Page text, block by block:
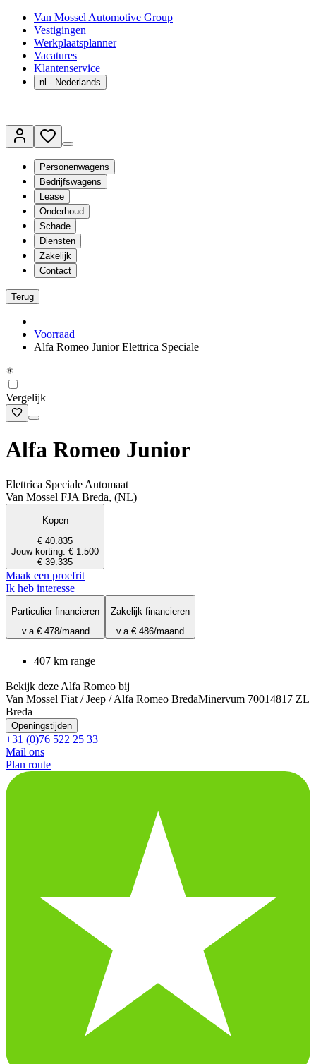
Van Mossel Automotive Group
Vestigingen
Werkplaatsplanner
Vacatures
Klantenservice
nl - Nederlands
Personenwagens
Bedrijfswagens
Lease
Onderhoud
Schade
Diensten
Zakelijk
Contact
Terug
Voorraad
Alfa Romeo Junior Elettrica Speciale
Vergelijk
Alfa Romeo Junior
Elettrica Speciale Automaat
Van Mossel FJA Breda, (NL)
Kopen
€ 40.835
Jouw korting: € 1.500
€ 39.335
Maak een proefrit
Ik heb interesse
Particulier financieren
v.a.€ 478/maand
Zakelijk financieren
v.a.€ 486/maand
407 km range
Bekijk deze Alfa Romeo bij
Van Mossel Fiat / Jeep / Alfa Romeo BredaMinervum 70014817 ZL
Breda
Openingstijden
+31 (0)76 522 25 33
Mail ons
Plan route